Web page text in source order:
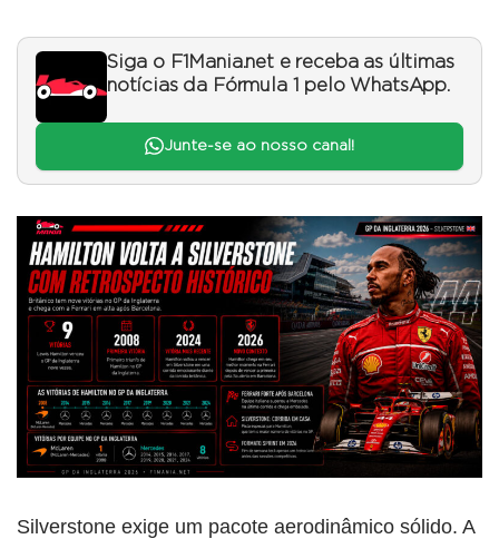
Siga o F1Mania.net e receba as últimas
notícias da Fórmula 1 pelo WhatsApp.
Junte-se ao nosso canal!
Silverstone exige um pacote aerodinâmico sólido. A